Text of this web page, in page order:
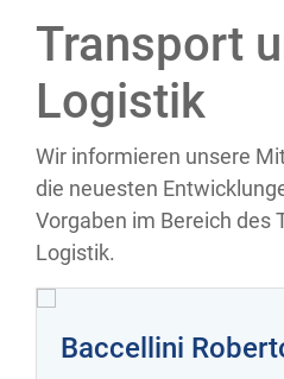
Transport
Logistik
Wir informieren unsere
die neuesten
Vorgaben im Bereich des
Logistik.
Baccellini